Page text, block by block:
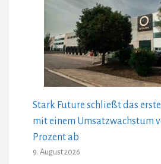
Stark Future schließt das
mit einem Umsatzwachstum
Prozent ab
9. August 2026